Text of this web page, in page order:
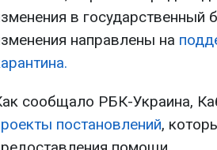
в государственный
направлены на
сообщало РБК-Украина,
постановлений,